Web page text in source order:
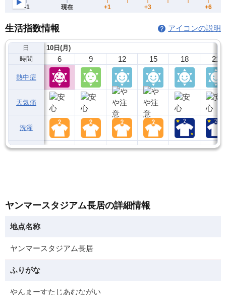
生活指数情報 アイコンの説明
日
時間
熱中症
天気痛
洗濯
10日(月)
6 9 12 15 18 21
ヤンマースタジアム長居の詳細情報
地点名称
ヤンマースタジアム長居
ふりがな
やんまーすたじあむながい